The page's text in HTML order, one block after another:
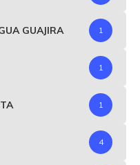
GUAJIRA 1
1
1
4